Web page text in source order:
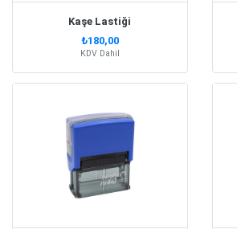
Kaşe Lastiği
₺180,00
KDV Dahil